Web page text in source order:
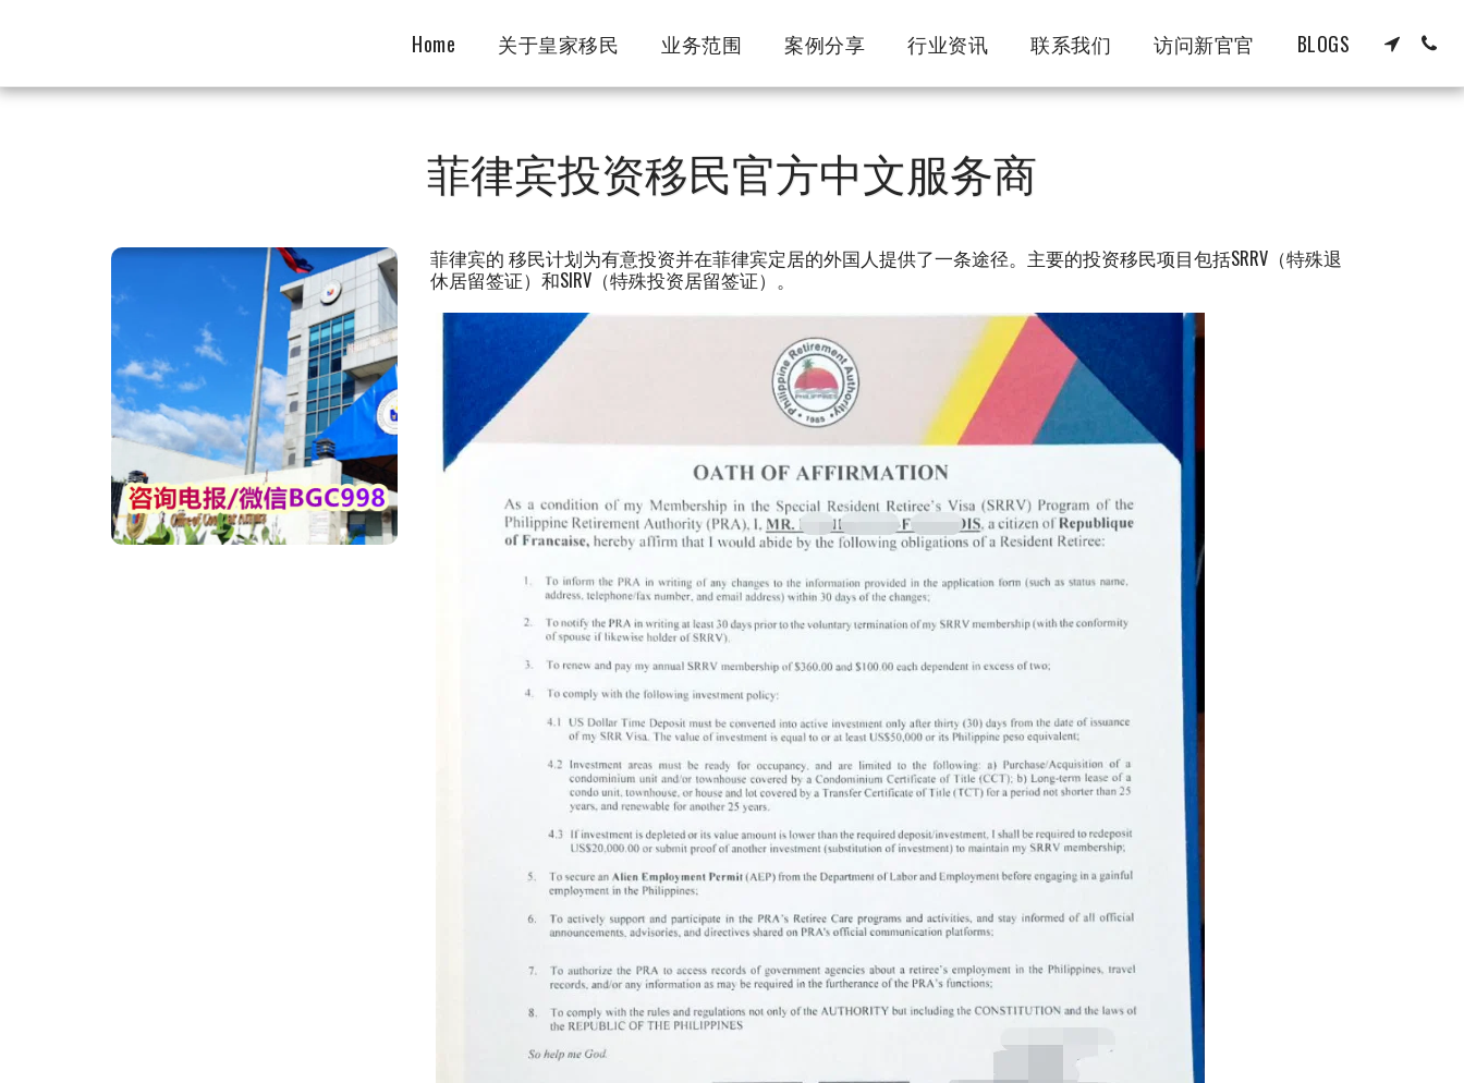
Home 关于皇家移民 业务范围 案例分享 行业资讯 联系我们 访问新官官 BLOGS
菲律宾投资移民官方中文服务商
菲律宾的 移民计划为有意投资并在菲律宾定居的外国人提供了一条途径。主要的投资移民项目包括SRRV（特殊退
休居留签证）和SIRV（特殊投资居留签证）。